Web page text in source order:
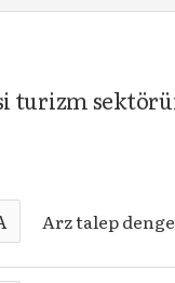
turizm
Arz talep